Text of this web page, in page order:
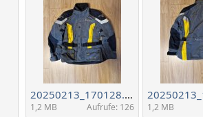
20250213_170128.jpg
1,2 MB Aufrufe: 126 1,2 MB